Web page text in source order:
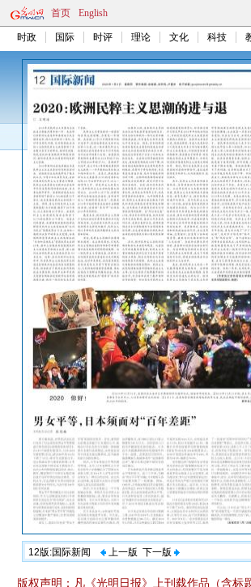
首页 English
时政 国际 时评 理论 文化 科技
12版:国际新闻 上一版 下一版
版权声明：凡《光明日报》上刊载作品（含标